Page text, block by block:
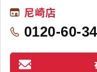
尼崎店
0120-60-